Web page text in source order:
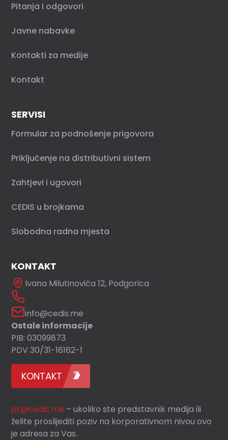
Pitanja i odgovori
Javne nabavke
Kontakti za medije
Kontakt
SERVISI
Formular za podnošenje prigovora
Priključenje na distributivni sistem
Zahtjevi i ugovori
CEDIS u brojkama
Slobodna radna mjesta
KONTAKT
Ivana Milutinovića 12, Podgorica
info@cedis.me
Ostale informacije
PIB: 03099873
PDV 30/31-16162-1
KONTAKT
pr@cedis.me – ukoliko ste predstavnik medija ili
želite proslijediti poziv na korporativnom nivou ovo
je adresa za Vas.